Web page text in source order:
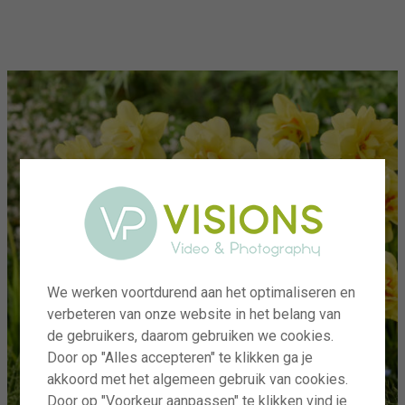
We werken voortdurend aan het optimaliseren en
verbeteren van onze website in het belang van
de gebruikers, daarom gebruiken we cookies.
Door op "Alles accepteren" te klikken ga je
akkoord met het algemeen gebruik van cookies.
Door op "Voorkeur aanpassen" te klikken vind je